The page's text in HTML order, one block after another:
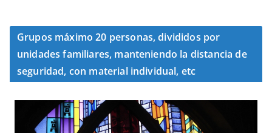
Grupos máximo 20 personas, divididos por
unidades familiares, manteniendo la distancia de
seguridad, con material individual, etc